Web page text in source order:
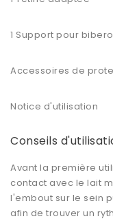
1 Support pour
Accessoires de
Notice d'utilisation
Conseils
Avant la première
contact avec le lait
l'embout sur le sein
afin de trouver un